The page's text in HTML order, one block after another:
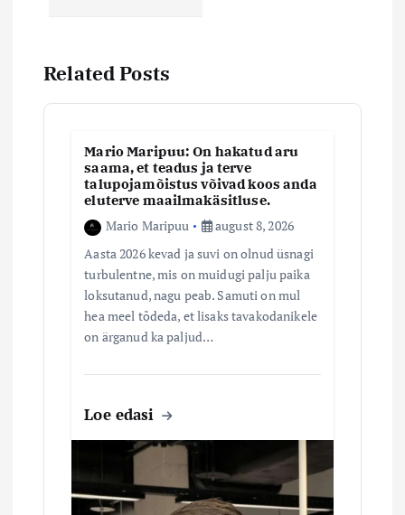
e
Related Posts
Mario Maripuu: On hakatud aru
saama, et teadus ja terve
talupojamõistus võivad koos anda
eluterve maailmakäsitluse.
Mario Maripuu
august 8, 2026
Aasta 2026 kevad ja suvi on olnud üsnagi
turbulentne, mis on muidugi palju paika
loksutanud, nagu peab. Samuti on mul
hea meel tõdeda, et lisaks tavakodanikele
on ärganud ka paljud…
Loe edasi